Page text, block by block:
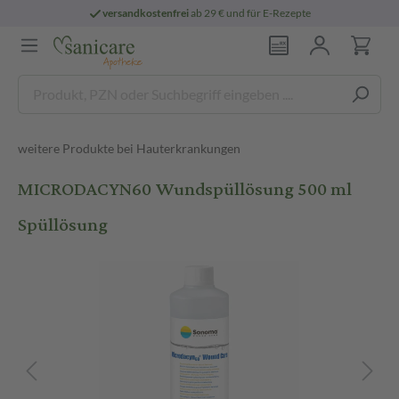
versandkostenfreiab 29 € und für E-Rezepte
weitere Produkte bei Hauterkrankungen
MICRODACYN60 Wundspüllösung 500 ml
Spüllösung